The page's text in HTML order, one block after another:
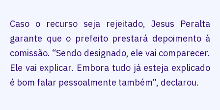
Caso o recurso seja rejeitado, Jesus Peralta
garante que o prefeito prestará depoimento à
comissão. “Sendo designado, ele vai comparecer.
Ele vai explicar. Embora tudo já esteja explicado
é bom falar pessoalmente também”, declarou.